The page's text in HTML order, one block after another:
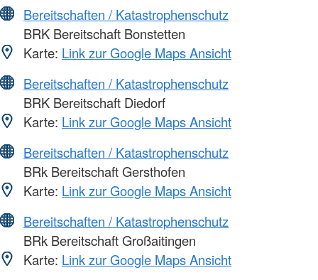
Bereitschaften / Katastrophenschutz
BRK Bereitschaft Bonstetten
Karte: Link zur Google Maps Ansicht
Bereitschaften / Katastrophenschutz
BRK Bereitschaft Diedorf
Karte: Link zur Google Maps Ansicht
Bereitschaften / Katastrophenschutz
BRk Bereitschaft Gersthofen
Karte: Link zur Google Maps Ansicht
Bereitschaften / Katastrophenschutz
BRk Bereitschaft Großaitingen
Karte: Link zur Google Maps Ansicht